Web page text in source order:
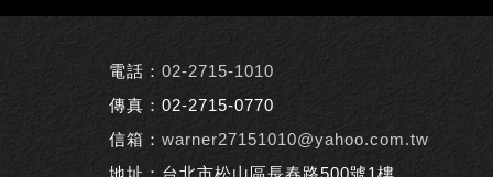
電話： 02-2715-1010
傳真：02-2715-0770
信箱： warner27151010@yahoo.com.tw